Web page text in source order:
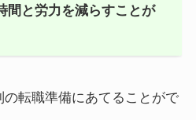
間と労力を減らすことが
転職準備にあてることがで